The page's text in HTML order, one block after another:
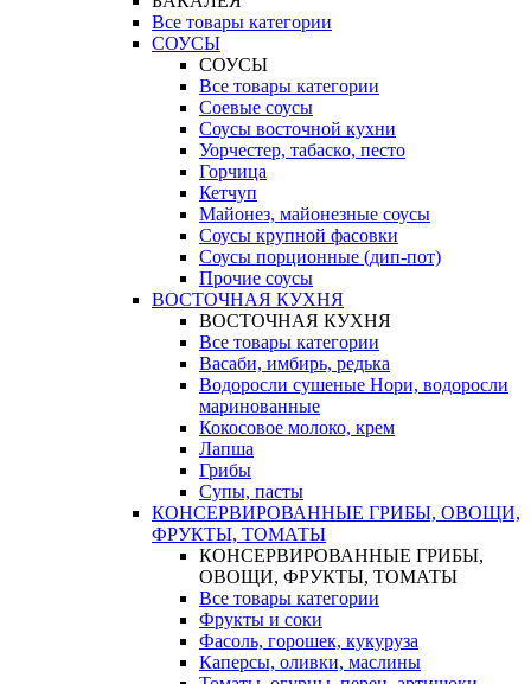
Все товары категории
СОУСЫ
СОУСЫ
Все товары категории
Соевые соусы
Соусы восточной кухни
Уорчестер, табаско, песто
Горчица
Кетчуп
Майонез, майонезные соусы
Соусы крупной фасовки
Соусы порционные (дип-пот)
Прочие соусы
ВОСТОЧНАЯ КУХНЯ
ВОСТОЧНАЯ КУХНЯ
Все товары категории
Васаби, имбирь, редька
Водоросли сушеные Нори, водоросли
маринованные
Кокосовое молоко, крем
Лапша
Грибы
Супы, пасты
КОНСЕРВИРОВАННЫЕ ГРИБЫ, ОВОЩИ,
ФРУКТЫ, ТОМАТЫ
КОНСЕРВИРОВАННЫЕ ГРИБЫ,
ОВОЩИ, ФРУКТЫ, ТОМАТЫ
Все товары категории
Фрукты и соки
Фасоль, горошек, кукуруза
Каперсы, оливки, маслины